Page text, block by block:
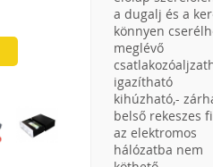
a dugalj és a
könnyen
meglévő
igazítható
kihúzható,-
belső rekeszes
az elektromos
hálózatba nem